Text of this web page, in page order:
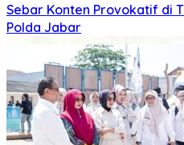
Sebar Konten Provokatif di
Polda Jabar